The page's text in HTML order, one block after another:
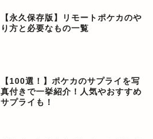
【永久保存版】リモートポケカのや
り方と必要なもの一覧
【100選！】ポケカのサプライを写
真付きで一挙紹介！人気やおすすめ
サプライも！